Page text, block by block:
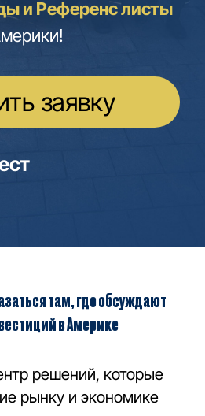
там, где обсуждают
в Америке
решений, которые
рынку и экономике